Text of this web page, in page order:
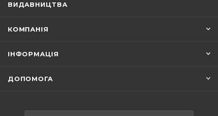
ВИДАВНИЦТВА
КОМПАНІЯ
ІНФОРМАЦІЯ
ДОПОМОГА